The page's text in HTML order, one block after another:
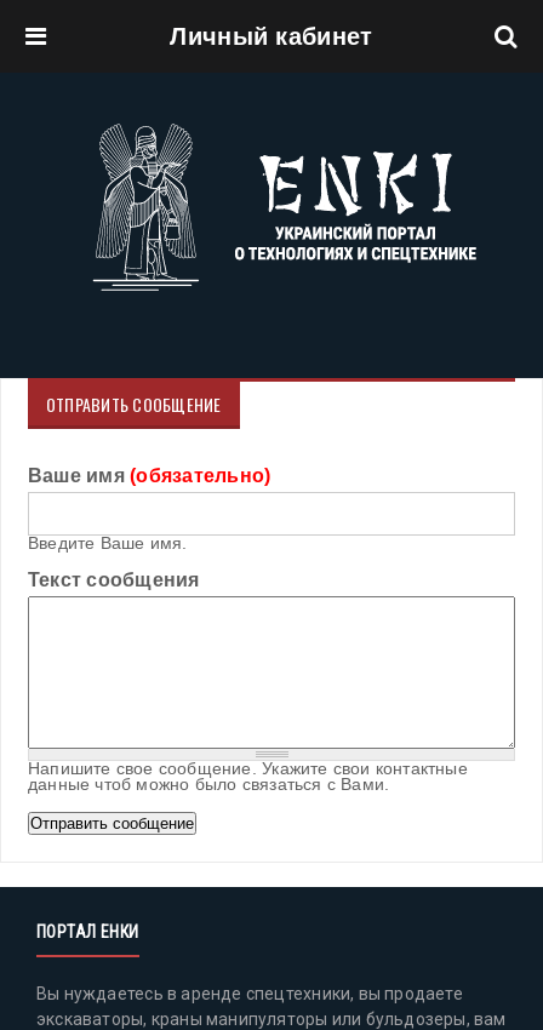
Личный кабинет
ОТПРАВИТЬ СООБЩЕНИЕ
Ваше имя(обязательно)
Введите Ваше имя.
Текст сообщения
Напишите свое сообщение. Укажите свои контактные
данные чтоб можно было связаться с Вами.
ПОРТАЛ ЕНКИ
Вы нуждаетесь в аренде спецтехники, вы продаете
экскаваторы, краны манипуляторы или бульдозеры, вам